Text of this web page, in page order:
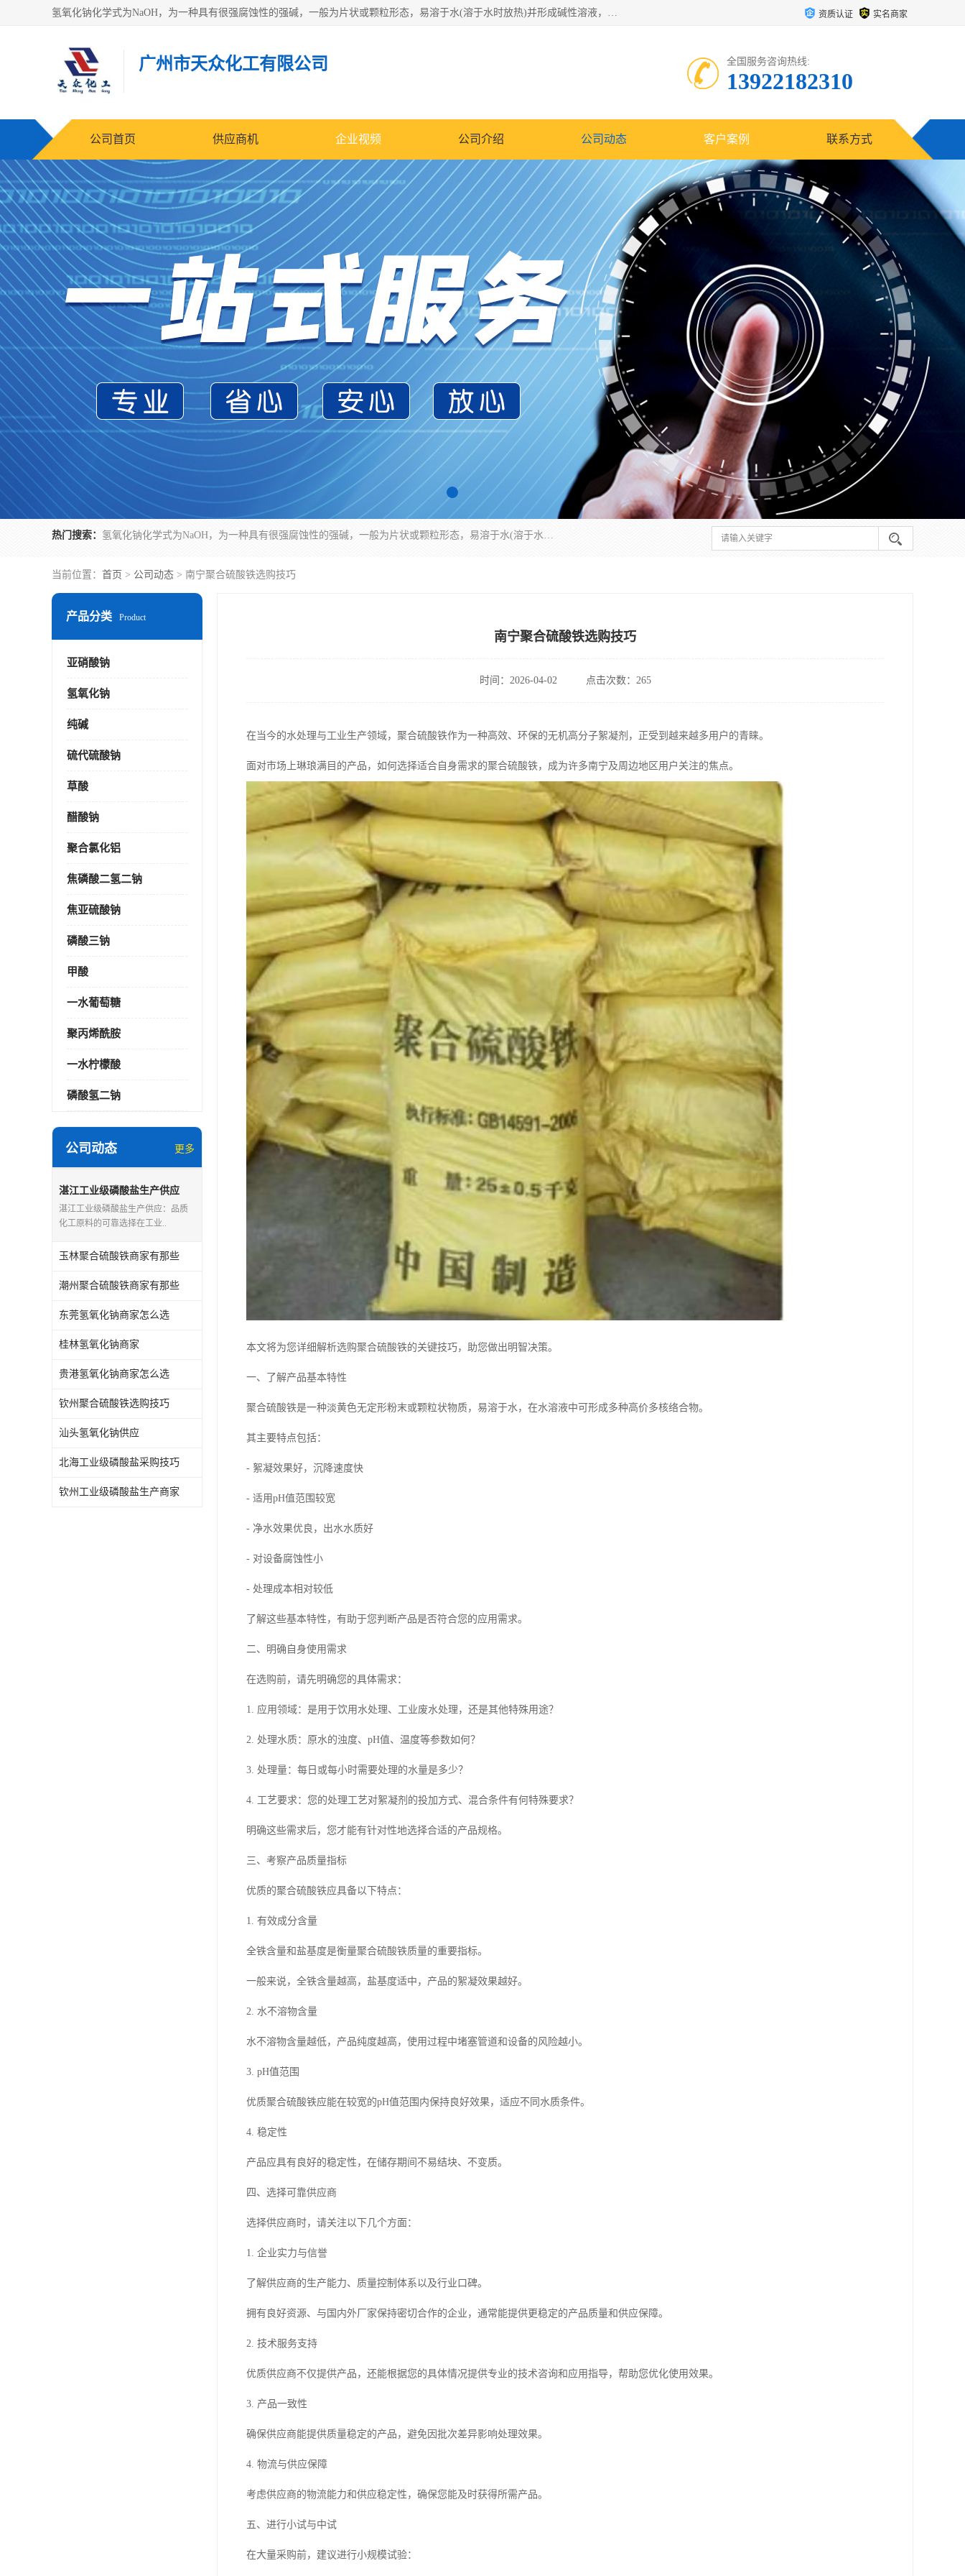
氢氧化钠化学式为NaOH，为一种具有很强腐蚀性的强碱，一般为片状或颗粒形态，易溶于水(溶于水时放热)并形成碱性溶液，另有潮解性，易吸取空气中的水蒸气(潮解)和(变质)。NaOH是化学实验室其中一种必备的化学品，亦为常见的化工品之一。纯品是无色透明的晶体。密度2.130g/cm3。熔点318.4℃。沸点1390℃。工业品含有少量的氯化和碳酸，是白色不透明的晶体。 资质认证 实名商家
广州市天众化工有限公司 全国服务咨询热线:
13922182310
公司首页 供应商机 企业视频 公司介绍 公司动态 客户案例 联系方式
热门搜索： 氢氧化钠化学式为NaOH，为一种具有很强腐蚀性的强碱，一般为片状或颗粒形态，易溶于水(溶于水时放热)并形成碱性溶液，另有潮解性，易吸取空气中的水蒸气(潮解)和(变质)。NaOH是化学实验室其中一种必备的化学品，亦为常见的化工品之一。纯品是无色透明的晶体。密度2.130g/cm3。熔点318.4℃。沸点1390℃。工业品含有少量的氯化和碳酸，是白色不透明的晶体。
当前位置： 首页 > 公司动态 > 南宁聚合硫酸铁选购技巧
产品分类 Product
亚硝酸钠
氢氧化钠
纯碱
硫代硫酸钠
草酸
醋酸钠
聚合氯化铝
焦磷酸二氢二钠
焦亚硫酸钠
磷酸三钠
甲酸
一水葡萄糖
聚丙烯酰胺
一水柠檬酸
磷酸氢二钠
公司动态 更多
湛江工业级磷酸盐生产供应
湛江工业级磷酸盐生产供应：品质
化工原料的可靠选择在工业..
玉林聚合硫酸铁商家有那些
潮州聚合硫酸铁商家有那些
东莞氢氧化钠商家怎么选
桂林氢氧化钠商家
贵港氢氧化钠商家怎么选
钦州聚合硫酸铁选购技巧
汕头氢氧化钠供应
北海工业级磷酸盐采购技巧
钦州工业级磷酸盐生产商家
南宁聚合硫酸铁选购技巧
时间：2026-04-02 点击次数：265
在当今的水处理与工业生产领域，聚合硫酸铁作为一种高效、环保的无机高分子絮凝剂，正受到越来越多用户的青睐。
面对市场上琳琅满目的产品，如何选择适合自身需求的聚合硫酸铁，成为许多南宁及周边地区用户关注的焦点。
本文将为您详细解析选购聚合硫酸铁的关键技巧，助您做出明智决策。
一、了解产品基本特性
聚合硫酸铁是一种淡黄色无定形粉末或颗粒状物质，易溶于水，在水溶液中可形成多种高价多核络合物。
其主要特点包括：
- 絮凝效果好，沉降速度快
- 适用pH值范围较宽
- 净水效果优良，出水水质好
- 对设备腐蚀性小
- 处理成本相对较低
了解这些基本特性，有助于您判断产品是否符合您的应用需求。
二、明确自身使用需求
在选购前，请先明确您的具体需求：
1. 应用领域：是用于饮用水处理、工业废水处理，还是其他特殊用途？
2. 处理水质：原水的浊度、pH值、温度等参数如何？
3. 处理量：每日或每小时需要处理的水量是多少？
4. 工艺要求：您的处理工艺对絮凝剂的投加方式、混合条件有何特殊要求？
明确这些需求后，您才能有针对性地选择合适的产品规格。
三、考察产品质量指标
优质的聚合硫酸铁应具备以下特点：
1. 有效成分含量
全铁含量和盐基度是衡量聚合硫酸铁质量的重要指标。
一般来说，全铁含量越高，盐基度适中，产品的絮凝效果越好。
2. 水不溶物含量
水不溶物含量越低，产品纯度越高，使用过程中堵塞管道和设备的风险越小。
3. pH值范围
优质聚合硫酸铁应能在较宽的pH值范围内保持良好效果，适应不同水质条件。
4. 稳定性
产品应具有良好的稳定性，在储存期间不易结块、不变质。
四、选择可靠供应商
选择供应商时，请关注以下几个方面：
1. 企业实力与信誉
了解供应商的生产能力、质量控制体系以及行业口碑。
拥有良好资源、与国内外厂家保持密切合作的企业，通常能提供更稳定的产品质量和供应保障。
2. 技术服务支持
优质供应商不仅提供产品，还能根据您的具体情况提供专业的技术咨询和应用指导，帮助您优化使用效果。
3. 产品一致性
确保供应商能提供质量稳定的产品，避免因批次差异影响处理效果。
4. 物流与供应保障
考虑供应商的物流能力和供应稳定性，确保您能及时获得所需产品。
五、进行小试与中试
在大量采购前，建议进行小规模试验：